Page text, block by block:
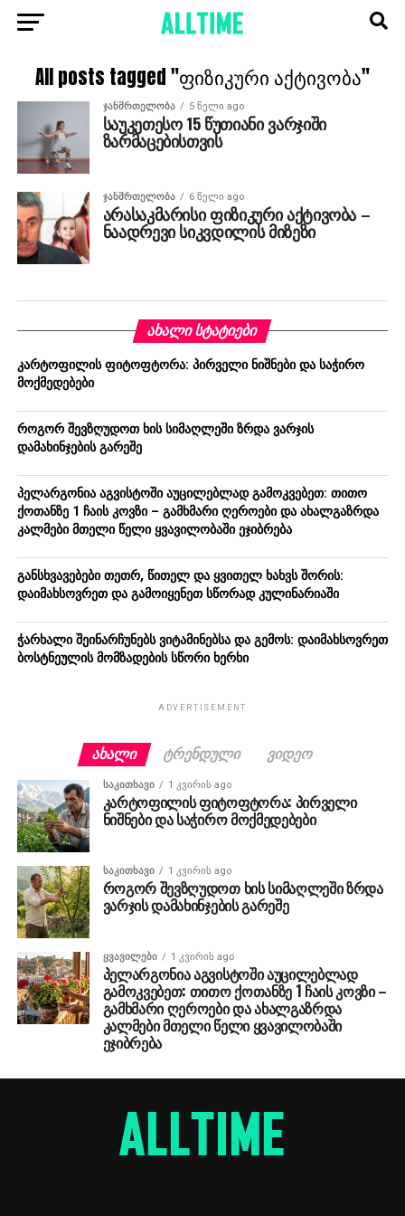
All posts tagged "ფიზიკური აქტივობა"
ᲯᲐᲜᲛᲠᲗᲔᲚᲝᲑᲐ 5 წელი ago
საუკეთესო 15 წუთიანი ვარჯიში
ზარმაცებისთვის
ᲯᲐᲜᲛᲠᲗᲔᲚᲝᲑᲐ 6 წელი ago
არასაკმარისი ფიზიკური აქტივობა –
ნაადრევი სიკვდილის მიზეზი
ᲐᲮᲐᲚᲘ ᲡᲢᲐᲢᲘᲔᲑᲘ
კარტოფილის ფიტოფტორა: პირველი ნიშნები და საჭირო
მოქმედებები
როგორ შევზღუდოთ ხის სიმაღლეში ზრდა ვარჯის
დამახინჯების გარეშე
პელარგონია აგვისტოში აუცილებლად გამოკვებეთ: თითო
ქოთანზე 1 ჩაის კოვზი – გამხმარი ღეროები და ახალგაზრდა
კალმები მთელი წელი ყვავილობაში ეჯიბრება
განსხვავებები თეთრ, წითელ და ყვითელ ხახვს შორის:
დაიმახსოვრეთ და გამოიყენეთ სწორად კულინარიაში
ჭარხალი შეინარჩუნებს ვიტამინებსა და გემოს: დაიმახსოვრეთ
ბოსტნეულის მომზადების სწორი ხერხი
ADVERTISEMENT
ᲐᲮᲐᲚᲘ ᲢᲠᲔᲜᲓᲣᲚᲘ ᲕᲘᲓᲔᲝ
ᲡᲐᲙᲘᲗᲮᲐᲕᲘ 1 კვირის ago
კარტოფილის ფიტოფტორა: პირველი
ნიშნები და საჭირო მოქმედებები
ᲡᲐᲙᲘᲗᲮᲐᲕᲘ 1 კვირის ago
როგორ შევზღუდოთ ხის სიმაღლეში ზრდა
ვარჯის დამახინჯების გარეშე
ᲧᲕᲐᲕᲘᲚᲔᲑᲘ 1 კვირის ago
პელარგონია აგვისტოში აუცილებლად
გამოკვებეთ: თითო ქოთანზე 1 ჩაის კოვზი –
გამხმარი ღეროები და ახალგაზრდა
კალმები მთელი წელი ყვავილობაში
ეჯიბრება